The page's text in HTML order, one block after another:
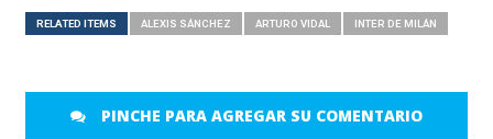
RELATED ITEMS ALEXIS SÁNCHEZ ARTURO VIDAL INTER DE MILÁN
PINCHE PARA AGREGAR SU COMENTARIO